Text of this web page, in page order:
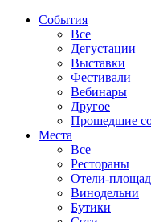
События
Все
Дегустации
Выставки
Фестивали
Вебинары
Другое
Прошедшие
Места
Все
Рестораны
Отели-
Винодельни
Бутики